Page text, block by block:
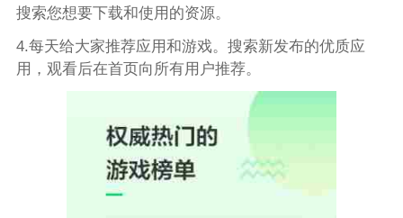
搜索您想要下载和使用的资源。
4.每天给大家推荐应用和游戏。搜索新发布的优质应
用，观看后在首页向所有用户推荐。